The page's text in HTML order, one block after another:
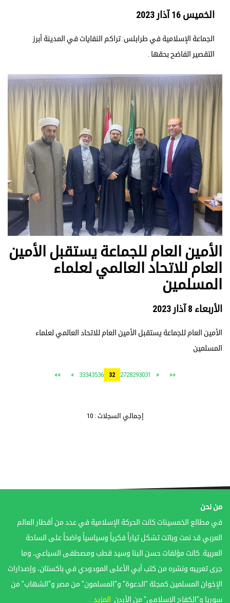
الخميس 16 آذار 2023
الجماعة الإسلامية في طرابلس: تراكم النفايات في المدينة أبرز
التقصير الفاضح بحقها .
الأمين العام للجماعة يستقبل الأمين
العام للاتحاد العالمي لعلماء
المسلمين
الأربعاء 8 آذار 2023
الأمين العام للجماعة يستقبل الأمين العام للاتحاد العالمي لعلماء
المسلمين
<<
<
2728293031
32
33343536
>
>>
إجمالي السجلات : 10
من نحن
في مطالع الخمسينات كانت الحركة الإسلامية في عدد من أقطار العالم
العربي قد نمت وباتت تشكل تياراً فكرياً وسياسياً واضحاً على الساحة
العربية. كانت مؤلفات حسن البنا وسيد قطب ومصطفى السباعي، وما
جرى تعريبه ونشره من كتب أبي الأعلى المودودي في باكستان، وإصدارات
الإخوان المسلمين كمجلة "الدعوة" و"المسلمون" من مصر و"الشهاب" من
سوريا و"الكفاح الإسلامي" من الأردن
المزيد ...